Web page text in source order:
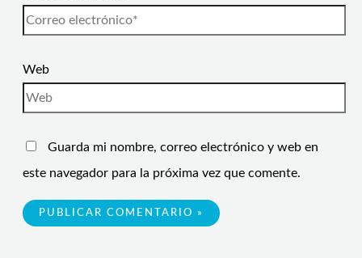
Web
Guarda mi nombre, correo electrónico y web en
este navegador para la próxima vez que comente.